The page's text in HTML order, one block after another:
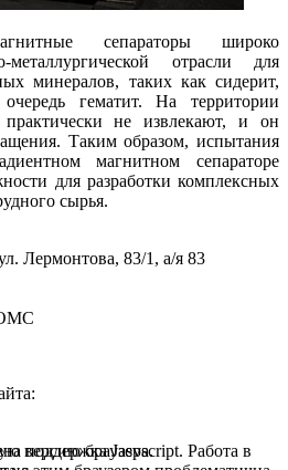
сепараторы широко
отрасли для
минералов, таких как сидерит,
гематит. На территории
не извлекают, и он
Таким образом, испытания
магнитном сепараторе
для разработки комплексных
сырья.
Лермонтова, 83/1, а/я 83
поддержка Jasvscript. Работа в
версию браузера.